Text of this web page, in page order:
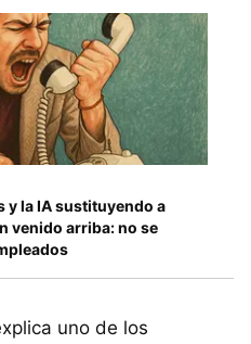
y la IA sustituyendo a
venido arriba: no se
uno de los